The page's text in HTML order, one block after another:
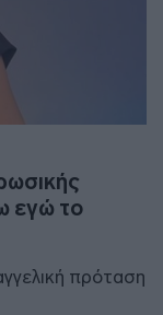
εγώ το
πρόταση